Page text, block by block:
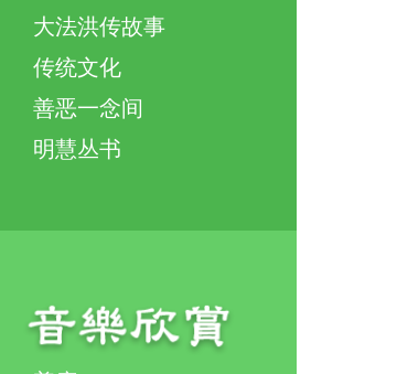
大法洪传故事
传统文化
善恶一念间
明慧丛书